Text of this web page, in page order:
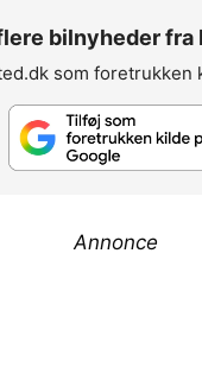
bilnyheder fra
som foretrukken
Annonce